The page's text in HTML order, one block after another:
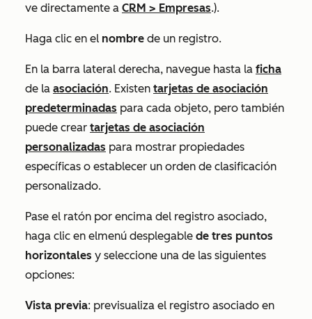
ve directamente a CRM > Empresas.).
Haga clic en el nombre de un registro.
En la barra lateral derecha, navegue hasta la ficha
de la asociación. Existen tarjetas de asociación
predeterminadas para cada objeto, pero también
puede crear tarjetas de asociación
personalizadas para mostrar propiedades
específicas o establecer un orden de clasificación
personalizado.
Pase el ratón por encima del registro asociado,
haga clic en elmenú desplegable de tres puntos
horizontales y seleccione una de las siguientes
opciones:
Vista previa: previsualiza el registro asociado en